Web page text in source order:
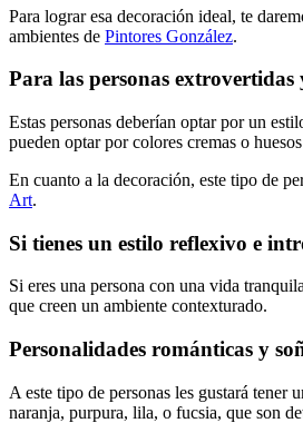
Para lograr esa decoración ideal, te
ambientes de Pintores González.
Para las personas
Estas personas deberían optar por un
pueden optar por colores cremas o
En cuanto a la decoración, este tipo de
Art.
Si tienes un estilo reflexivo e
Si eres una persona con una vida
que creen un ambiente contexturado.
Personalidades románticas y
A este tipo de personas les gustará
naranja, purpura, lila, o fucsia, que son